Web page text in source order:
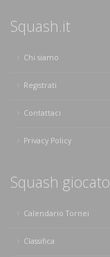
Squash.it
Chi siamo
Registrati
Contattaci
Privacy Policy
Squash giocato
Calendario Tornei
Classifica